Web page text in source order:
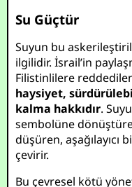
Su Güçtür
Suyun bu
ilgilidir. İsrail’in
Filistinlilere
haysiyet,
kalma hakkıdır.
sembolüne
düşüren,
çevirir.
Bu çevresel kötü